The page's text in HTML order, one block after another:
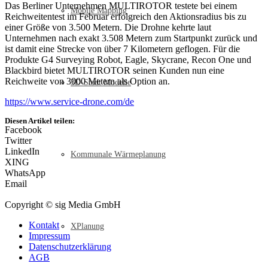
Mobile Mapping
3D-Stadt Modelle
Kommunale Wärmeplanung
XPlanung
Das Berliner Unternehmen MULTIROTOR testete bei einem
Reichweitentest im Februar erfolgreich den Aktionsradius bis zu
einer Größe von 3.500 Metern. Die Drohne kehrte laut
Unternehmen nach exakt 3.508 Metern zum Startpunkt zurück und
ist damit eine Strecke von über 7 Kilometern geflogen. Für die
Produkte G4 Surveying Robot, Eagle, Skycrane, Recon One und
Blackbird bietet MULTIROTOR seinen Kunden nun eine
Reichweite von 3000 Metern als Option an.
https://www.service-drone.com/de
Diesen Artikel teilen:
Facebook
Twitter
LinkedIn
XING
WhatsApp
Email
Copyright © sig Media GmbH
Kontakt
Impressum
Datenschutzerklärung
AGB